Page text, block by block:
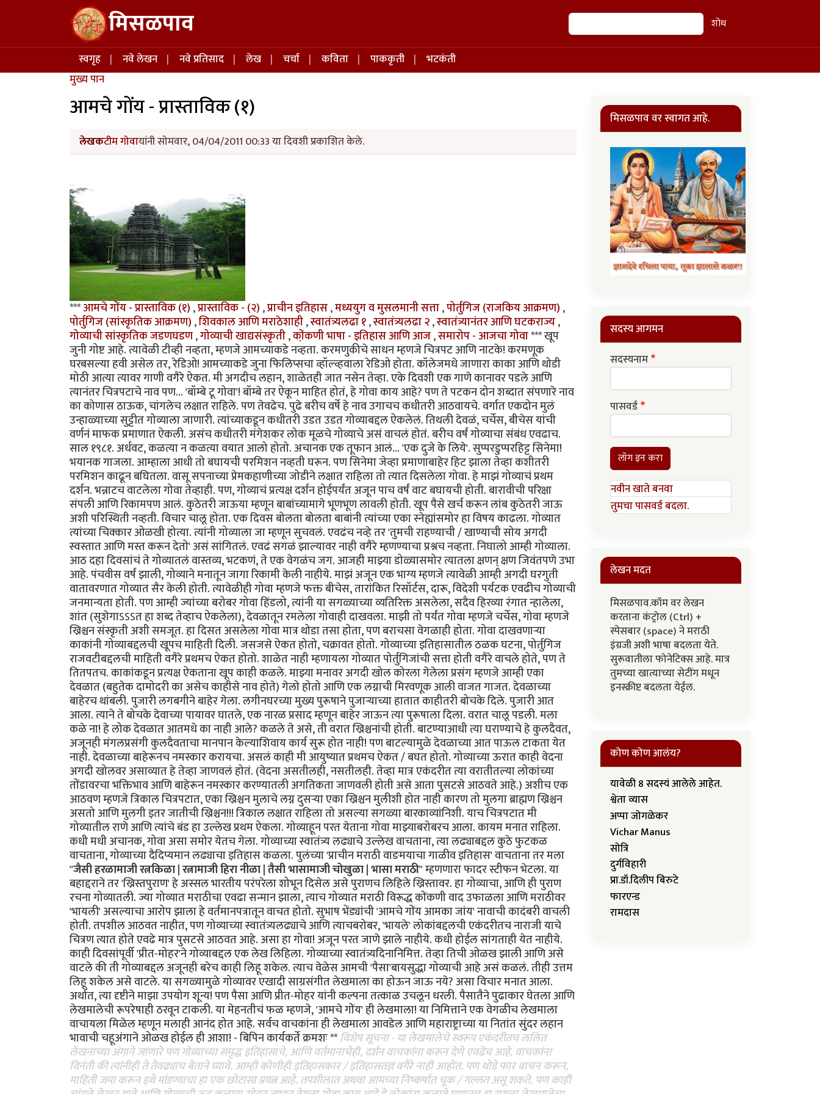
Skip to main content मिसळपाव शोध शोध
Main navigation
स्वगृह नवे लेखन नवे प्रतिसाद लेख चर्चा कविता पाककृती
भटकंती
मुख्य पान
आमचे गोंय - प्रास्ताविक (१)
लेखकटीम गोवायांनी सोमवार, 04/04/2011 00:33 या दिवशी प्रकाशित केले.
***आमचे गोंय - प्रास्ताविक (१),प्रास्ताविक - (२),प्राचीन इतिहास,मध्ययुग व मुसलमानी सत्ता,पोर्तुगिज (राजकिय आक्रमण),
पोर्तुगिज (सांस्कृतिक आक्रमण),शिवकाल आणि मराठेशाही,स्वातंत्र्यलढा १,स्वातंत्र्यलढा २,स्वातंत्र्यानंतर आणि घटकराज्य,
गोव्याची सांस्कृतिक जडणघडण,गोव्याची खाद्यसंस्कृती,को़ंकणी भाषा - इतिहास आणि आज,समारोप - आजचा गोवा*** खूप
जुनी गोष्ट आहे. त्यावेळी टीव्ही नव्हता, म्हणजे आमच्याकडे नव्हता. करमणुकीचे साधन म्हणजे चित्रपट आणि नाटके! करमणूक
घरबसल्या हवी असेल तर, रेडिओ! आमच्याकडे जुना फिलिप्सचा व्हॉल्व्हवाला रेडिओ होता. कॉलेजमधे जाणारा काका आणि थोडी
मोठी आत्या त्यावर गाणी वगैरे ऐकत. मी अगदीच लहान, शाळेतही जात नसेन तेव्हा. एके दिवशी एक गाणे कानावर पडले आणि
त्यानंतर चित्रपटाचे नाव पण... 'बॉम्बे टू गोवा'! बॉम्बे तर ऐकून माहित होतं, हे गोवा काय आहे? पण ते पटकन दोन शब्दात संपणारे नाव
का कोणास ठाऊक, चांगलेच लक्षात राहिले. पण तेवढेच. पुढे बरीच वर्षे हे नाव उगाचच कधीतरी आठवायचे. वर्गात एकदोन मुलं
उन्हाळ्याच्या सुट्टीत गोव्याला जाणारी. त्यांच्याकडून कधीतरी उडत उडत गोव्याबद्दल ऐकलेलं. तिथली देवळं, चर्चेस, बीचेस यांची
वर्णनं माफक प्रमाणात ऐकली. असंच कधीतरी मंगेशकर लोक मूळचे गोव्याचे असं वाचलं होतं. बरीच वर्षं गोव्याचा संबंध एवढाच.
साल १९८१. अर्धवट, कळत्या न कळत्या वयात आलो होतो. अचानक एक तूफान आलं... 'एक दुजे के लिये'. सुप्परडुप्परहिट्ट सिनेमा!
भयानक गाजला. आम्हाला आधी तो बघायची परमिशन नव्हती घरून. पण सिनेमा जेव्हा प्रमाणाबाहेर हिट झाला तेव्हा कशीतरी
परमिशन काढून बघितला. वासू सपनाच्या प्रेमकहाणीच्या जोडीने लक्षात राहिला तो त्यात दिसलेला गोवा. हे माझं गोव्याचं प्रथम
दर्शन. भन्नाटच वाटलेला गोवा तेव्हाही. पण, गोव्याचं प्रत्यक्ष दर्शन होईपर्यंत अजून पाच वर्षं वाट बघायची होती. बारावीची परिक्षा
संपली आणि रिकामपण आलं. कुठेतरी जाऊया म्हणून बाबांच्यामागे भूणभूण लावली होती. खूप पैसे खर्च करून लांब कुठेतरी जाऊ
अशी परिस्थिती नव्हती. विचार चालू होता. एक दिवस बोलता बोलता बाबांनी त्यांच्या एका स्नेह्यांसमोर हा विषय काढला. गोव्यात
त्यांच्या चिक्कार ओळखी होत्या. त्यांनी गोव्याला जा म्हणून सुचवलं. एवढंच नव्हे तर 'तुमची राहण्याची / खाण्याची सोय अगदी
स्वस्तात आणि मस्त करून देतो' असं सांगितलं. एवढं सगळं झाल्यावर नाही वगैरे म्हणण्याचा प्रश्नच नव्हता. निघालो आम्ही गोव्याला.
आठ दहा दिवसांचं ते गोव्यातलं वास्तव्य, भटकणं, ते एक वेगळंच जग. आजही माझ्या डोळ्यासमोर त्यातला क्षणन् क्षण जिवंतपणे उभा
आहे. पंचवीस वर्षं झाली, गोव्याने मनातून जागा रिकामी केली नाहीये. माझं अजून एक भाग्य म्हणजे त्यावेळी आम्ही अगदी घरगुती
वातावरणात गोव्यात सैर केली होती. त्यावेळीही गोवा म्हणजे फक्त बीचेस, तारांकित रिसॉर्टस, दारू, विदेशी पर्यटक एवढीच गोव्याची
जनमान्यता होती. पण आम्ही ज्यांच्या बरोबर गोवा हिंडलो, त्यांनी या सगळ्याच्या व्यतिरिक्त असलेला, सदैव हिरव्या रंगात न्हालेला,
शांत (सुशेगाऽऽऽत हा शब्द तेव्हाच ऐकलेला), देवळातून रमलेला गोवाही दाखवला. माझी तो पर्यंत गोवा म्हणजे चर्चेस, गोवा म्हणजे
ख्रिश्चन संस्कृती अशी समजूत. हा दिसत असलेला गोवा मात्र थोडा तसा होता, पण बराचसा वेगळाही होता. गोवा दाखवणार्‍या
काकांनी गोव्याबद्दलची खूपच माहिती दिली. जसजसे ऐकत होतो, चक्रावत होतो. गोव्याच्या इतिहासातील ठळक घटना, पोर्तुगिज
राजवटीबद्दलची माहिती वगैरे प्रथमच ऐकत होतो. शाळेत नाही म्हणायला गोव्यात पोर्तुगिजांची सत्ता होती वगैरे वाचले होते, पण ते
तितपतच. काकांकडून प्रत्यक्ष ऐकताना खूप काही कळले. माझ्या मनावर अगदी खोल कोरला गेलेला प्रसंग म्हणजे आम्ही एका
देवळात (बहुतेक दामोदरी का असेच काहीसे नाव होते) गेलो होतो आणि एक लग्नाची मिरवणूक आली वाजत गाजत. देवळाच्या
बाहेरच थांबली. पुजारी लगबगीने बाहेर गेला. लगीनघरच्या मुख्य पुरूषाने पुजार्‍याच्या हातात काहीतरी बोचके दिले. पुजारी आत
आला. त्याने ते बोचके देवाच्या पायावर घातले, एक नारळ प्रसाद म्हणून बाहेर जाऊन त्या पुरूषाला दिला. वरात चालू पडली. मला
कळे ना! हे लोक देवळात आतमधे का नाही आले? कळले ते असे, ती वरात ख्रिश्चनांची होती. बाटण्याआधी त्या घराण्याचे हे कुलदैवत,
अजूनही मंगलप्रसंगी कुलदैवताचा मानपान केल्याशिवाय कार्य सुरू होत नाही! पण बाटल्यामुळे देवळाच्या आत पाऊल टाकता येत
नाही. देवळाच्या बाहेरूनच नमस्कार करायचा. असलं काही मी आयुष्यात प्रथमच ऐकत / बघत होतो. गोव्याच्या ऊरात काही वेदना
अगदी खोलवर असाव्यात हे तेव्हा जाणवलं होतं. (वेदना असतीलही, नसतीलही. तेव्हा मात्र एकंदरीत त्या वरातीतल्या लोकांच्या
तोंडावरचा भक्तिभाव आणि बाहेरून नमस्कार करण्यातली अगतिकता जाणवली होती असे आता पुसटसे आठवते आहे.) अशीच एक
आठवण म्हणजे त्रिकाल चित्रपटात, एका ख्रिश्चन मुलाचे लग्न दुसर्‍या एका ख्रिश्चन मुलीशी होत नाही कारण तो मुलगा ब्राह्मण ख्रिश्चन
असतो आणि मुलगी इतर जातीची ख्रिश्चन!!! त्रिकाल लक्षात राहिला तो असल्या सगळ्या बारकाव्यांनिशी. याच चित्रपटात मी
गोव्यातील राणे आणि त्यांचे बंड हा उल्लेख प्रथम ऐकला. गोव्याहून परत येताना गोवा माझ्याबरोबरच आला. कायम मनात राहिला.
कधी मधी अचानक, गोवा असा समोर येतच गेला. गोव्याच्या स्वातंत्र्य लढ्याचे उल्लेख वाचताना, त्या लढ्याबद्दल कुठे फुटकळ
वाचताना, गोव्याच्या दैदिप्यमान लढ्याचा इतिहास कळला. पुलंच्या 'प्राचीन मराठी वाङमयाचा गाळीव इतिहास' वाचताना तर मला
"जैसी हरळामाजी रत्नकिळा | रत्नामाजी हिरा नीळा | तैसी भासामाजी चोखुळा | भासा मराठी" म्हणणारा फादर स्टीफन भेटला. या
बहाद्दराने तर 'ख्रिस्तपुराण' हे अस्सल भारतीय परंपरेला शोभून दिसेल असे पुराणच लिहिले ख्रिस्तावर. हा गोव्याचा, आणि ही पुराण
रचना गोव्यातली. ज्या गोव्यात मराठीचा एवढा सन्मान झाला, त्याच गोव्यात मराठी विरूद्ध कोंकणी वाद उफाळला आणि मराठीवर
'भायली' असल्याचा आरोप झाला हे वर्तमानपत्रातून वाचत होतो. सुभाष भेंड्यांची 'आमचे गोंय आमका जांय' नावाची कादंबरी वाचली
होती. तपशील आठवत नाहीत, पण गोव्याच्या स्वातंत्र्यलढ्याचे आणि त्याचबरोबर, 'भायले' लोकांबद्दलची एकंदरीतच नाराजी याचे
चित्रण त्यात होते एवढे मात्र पुसटसे आठवत आहे. असा हा गोवा! अजून परत जाणे झाले नाहीये. कधी होईल सांगताही येत नाहीये.
काही दिवसांपूर्वी 'प्रीत-मोहर'ने गोव्याबद्दल एक लेख लिहिला. गोव्याच्या स्वातंत्र्यदिनानिमित्त. तेव्हा तिची ओळख झाली आणि असे
वाटले की ती गोव्याबद्दल अजूनही बरेच काही लिहू शकेल. त्याच वेळेस आमची 'पैसा'बायसुद्धा गोव्याची आहे असं कळलं. तीही उत्तम
लिहू शकेल असे वाटले. या सगळ्यामुळे गोव्यावर एखादी साग्रसंगीत लेखमाला का होऊन जाऊ नये? असा विचार मनात आला.
अर्थात, त्या दृष्टीने माझा उपयोग शून्य! पण पैसा आणि प्रीत-मोहर यांनी कल्पना तत्काळ उचलून धरली. पैसातैने पुढाकार घेतला आणि
लेखमालेची रूपरेषाही ठरवून टाकली. या मेहनतीचं फळ म्हणजे, 'आमचे गोंय' ही लेखमाला! या निमित्ताने एक वेगळीच लेखमाला
वाचायला मिळेल म्हणून मलाही आनंद होत आहे. सर्वच वाचकांना ही लेखमाला आवडेल आणि महाराष्ट्राच्या या नितांत सुंदर लहान
भावाची चहूअंगाने ओळख होईल ही आशा! - बिपिन कार्यकर्ते क्रमशः **विशेष सूचना - या लेखमालेचे स्वरूप एकंदरीतच ललित
लेखनाच्या अंगाने जाणारे पण गोव्याच्या समृद्ध इतिहासाचे, आणि वर्तमानाचेही, दर्शन वाचकांना करून देणे एवढेच आहे. वाचकांना
विनंती की त्यांनीही ते तेवढ्याच बेताने घ्यावे. आम्ही कोणीही इतिहासकार / इतिहासतज्ञ वगैरे नाही आहोत. पण थोडे फार वाचन करून,
माहिती जमा करून इथे मांडण्याचा हा एक छोटासा प्रयत्न आहे. तपशीलात अथवा आमच्या निष्कर्षात चूक / गल्लत असू शकते. पण काही
मिसळपाव वर स्वागत आहे.
सदस्य आगमन
सदस्यनाम
पासवर्ड
लॉग इन करा
नवीन खाते बनवा
तुमचा पासवर्ड बदला.
लेखन मदत
मिसळपाव.कॉम वर लेखन
करताना कंट्रोल (Ctrl) +
स्पेसबार (space) ने मराठी
इंग्रजी अशी भाषा बदलता येते.
सुरूवातीला फोनेटिक्स आहे. मात्र
तुमच्या खात्याच्या सेटींग मधून
इनस्क्रीप्ट बदलता येईल.
कोण कोण आलंय?
यावेळी 8 सदस्यं आलेले आहेत.
श्वेता व्यास
अप्पा जोगळेकर
Vichar Manus
सोत्रि
दुर्गविहारी
प्रा.डॉ.दिलीप बिरुटे
फारएन्ड
रामदास